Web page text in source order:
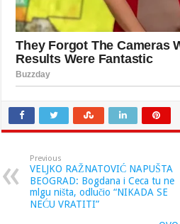
Previous
VELJKO RAŽNATOVIĆ NAPUŠTA
BEOGRAD: Bogdana i Ceca tu ne
mlgu ništa, odlučio “NIKADA SE
NEĆU VRATITI”